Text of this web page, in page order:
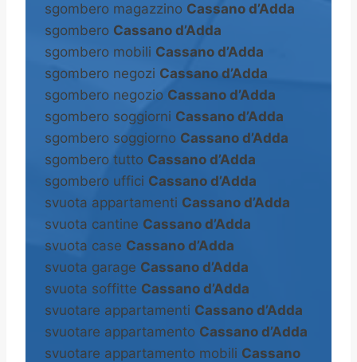
sgombero magazzino Cassano d’Adda
sgombero Cassano d’Adda
sgombero mobili Cassano d’Adda
sgombero negozi Cassano d’Adda
sgombero negozio Cassano d’Adda
sgombero soggiorni Cassano d’Adda
sgombero soggiorno Cassano d’Adda
sgombero tutto Cassano d’Adda
sgombero uffici Cassano d’Adda
svuota appartamenti Cassano d’Adda
svuota cantine Cassano d’Adda
svuota case Cassano d’Adda
svuota garage Cassano d’Adda
svuota soffitte Cassano d’Adda
svuotare appartamenti Cassano d’Adda
svuotare appartamento Cassano d’Adda
svuotare appartamento mobili Cassano